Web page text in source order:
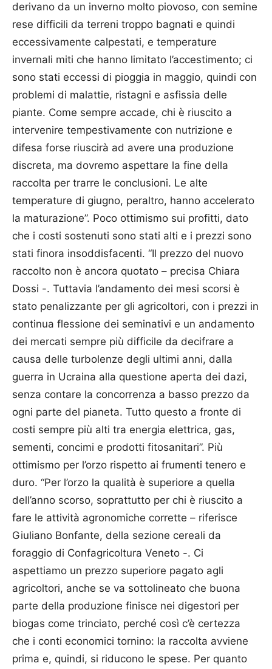
derivano da un inverno molto piovoso, con semine
rese difficili da terreni troppo bagnati e quindi
eccessivamente calpestati, e temperature
invernali miti che hanno limitato l’accestimento; ci
sono stati eccessi di pioggia in maggio, quindi con
problemi di malattie, ristagni e asfissia delle
piante. Come sempre accade, chi è riuscito a
intervenire tempestivamente con nutrizione e
difesa forse riuscirà ad avere una produzione
discreta, ma dovremo aspettare la fine della
raccolta per trarre le conclusioni. Le alte
temperature di giugno, peraltro, hanno accelerato
la maturazione”. Poco ottimismo sui profitti, dato
che i costi sostenuti sono stati alti e i prezzi sono
stati finora insoddisfacenti. “Il prezzo del nuovo
raccolto non è ancora quotato – precisa Chiara
Dossi -. Tuttavia l’andamento dei mesi scorsi è
stato penalizzante per gli agricoltori, con i prezzi in
continua flessione dei seminativi e un andamento
dei mercati sempre più difficile da decifrare a
causa delle turbolenze degli ultimi anni, dalla
guerra in Ucraina alla questione aperta dei dazi,
senza contare la concorrenza a basso prezzo da
ogni parte del pianeta. Tutto questo a fronte di
costi sempre più alti tra energia elettrica, gas,
sementi, concimi e prodotti fitosanitari”. Più
ottimismo per l’orzo rispetto ai frumenti tenero e
duro. “Per l’orzo la qualità è superiore a quella
dell’anno scorso, soprattutto per chi è riuscito a
fare le attività agronomiche corrette – riferisce
Giuliano Bonfante, della sezione cereali da
foraggio di Confagricoltura Veneto -. Ci
aspettiamo un prezzo superiore pagato agli
agricoltori, anche se va sottolineato che buona
parte della produzione finisce nei digestori per
biogas come trinciato, perché così c’è certezza
che i conti economici tornino: la raccolta avviene
prima e, quindi, si riducono le spese. Per quanto